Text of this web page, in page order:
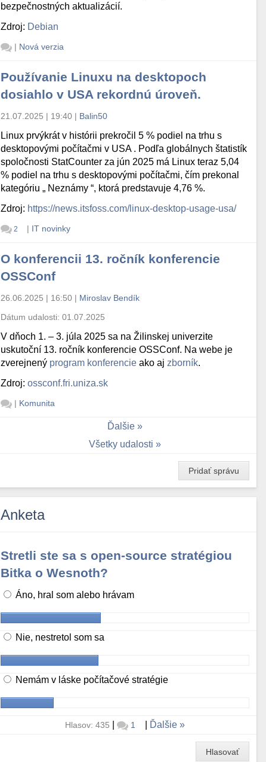
bezpečnostných aktualizácií.
Zdroj: Debian
| Nová verzia
Používanie Linuxu na desktopoch
dosiahlo v USA rekordnú úroveň.
21.07.2025 | 19:40 | Balin50
Linux prvýkrát v histórii prekročil 5 % podiel na trhu s
desktopovými počítačmi v USA . Podľa globálnych štatistík
spoločnosti StatCounter za jún 2025 má Linux teraz 5,04
% podiel na trhu s desktopovými počítačmi, čím prekonal
kategóriu „ Neznámy “, ktorá predstavuje 4,76 %.
Zdroj: https://news.itsfoss.com/linux-desktop-usage-usa/
2 | IT novinky
O konferencii 13. ročník konferencie
OSSConf
26.06.2025 | 16:50 | Miroslav Bendík
Dátum udalosti:01.07.2025
V dňoch 1. – 3. júla 2025 sa na Žilinskej univerzite
uskutoční 13. ročník konferencie OSSConf. Na webe je
zverejnený program konferencie ako aj zborník.
Zdroj:ossconf.fri.uniza.sk
| Komunita
Ďalšie
Všetky udalosti
Pridať správu
Anketa
Stretli ste sa s open-source stratégiou
Bitka o Wesnoth?
Áno, hral som alebo hrávam
Nie, nestretol som sa
Nemám v láske počítačové stratégie
Hlasov: 435 | 1 Ďalšie
Hlasovať